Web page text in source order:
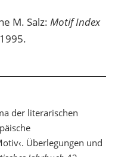
M. Salz: Motif Index
der literarischen
Überlegungen und